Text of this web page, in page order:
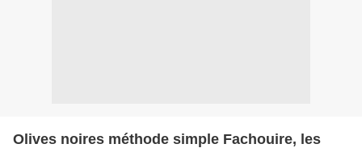
Olives noires méthode simple Fachouire, les